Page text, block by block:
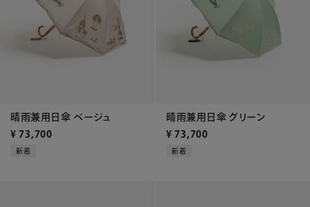
晴雨兼用日傘 ベージュ
¥ 73,700
新着
晴雨兼用日傘 グリーン
¥ 73,700
新着